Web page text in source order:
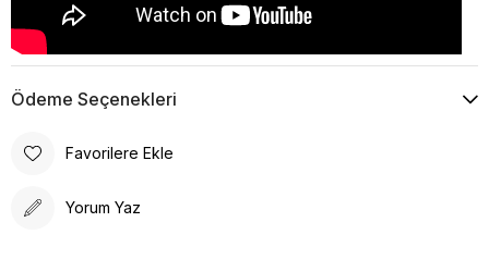
Ödeme Seçenekleri
Favorilere Ekle
Yorum Yaz